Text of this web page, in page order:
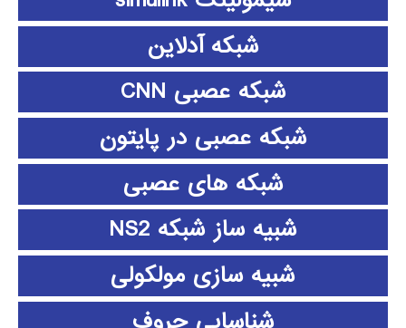
شبکه آدلاین
شبکه عصبی CNN
شبکه عصبی در پایتون
شبکه های عصبی
شبیه ساز شبکه NS2
شبیه سازی مولکولی